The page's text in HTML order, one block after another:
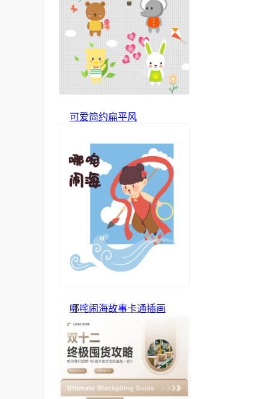
可爱简约扁平风
哪咤闹海故事卡通插画